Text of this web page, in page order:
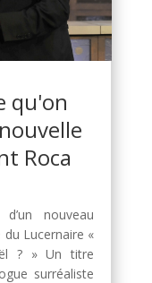
qu'on
Roca
nouveau
du Lucernaire «
? » Un titre
surréaliste